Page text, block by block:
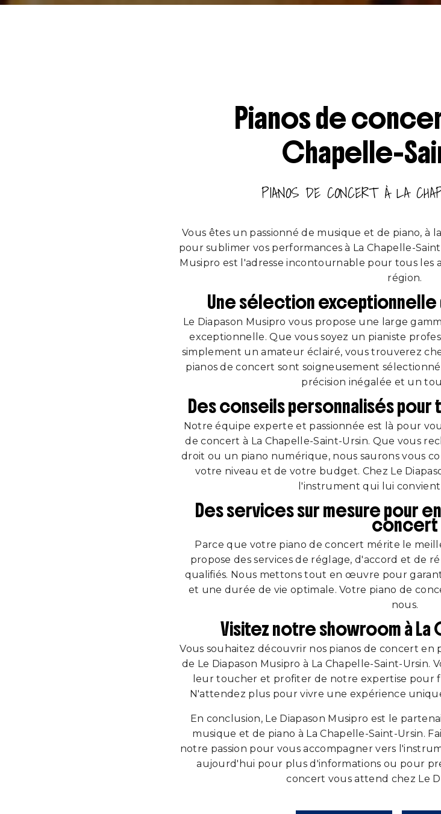
Pianos de
Chapelle-
PIANOS DE CONCERT À LA
Vous êtes un passionné de musique et de piano, à
pour sublimer vos performances à La Chapelle-
Musipro est l'adresse incontournable pour tous les
région.
Une sélection
Le Diapason Musipro vous propose une large
exceptionnelle. Que vous soyez un pianiste
simplement un amateur éclairé, vous trouverez
pianos de concert sont soigneusement
précision inégalée et un
Des conseils personnalisés
Notre équipe experte et passionnée est là pour
de concert à La Chapelle-Saint-Ursin. Que vous
droit ou un piano numérique, nous saurons vous
votre niveau et de votre budget. Chez Le
l'instrument qui lui
Des services sur mesure pour
concert
Parce que votre piano de concert mérite le
propose des services de réglage, d'accord et de
qualifiés. Nous mettons tout en œuvre pour
et une durée de vie optimale. Votre piano de
nous.
Visitez notre showroom à La
Vous souhaitez découvrir nos pianos de concert en
de Le Diapason Musipro à La Chapelle-Saint-Ursin.
leur toucher et profiter de notre expertise pour
N'attendez plus pour vivre une expérience
En conclusion, Le Diapason Musipro est le
musique et de piano à La Chapelle-Saint-Ursin.
notre passion pour vous accompagner vers
aujourd'hui pour plus d'informations ou pour
concert vous attend chez Le